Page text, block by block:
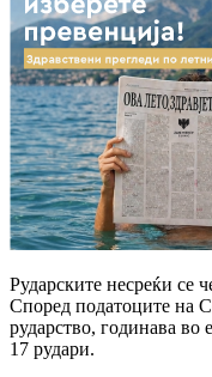
Рударските несреќи се
Според податоците на
рударство, годинава во
17 рудари.